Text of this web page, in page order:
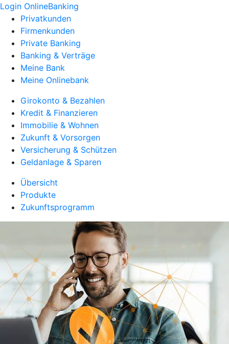
Login OnlineBanking
Privatkunden
Firmenkunden
Private Banking
Banking & Verträge
Meine Bank
Meine Onlinebank
Girokonto & Bezahlen
Kredit & Finanzieren
Immobilie & Wohnen
Zukunft & Vorsorgen
Versicherung & Schützen
Geldanlage & Sparen
Übersicht
Produkte
Zukunftsprogramm